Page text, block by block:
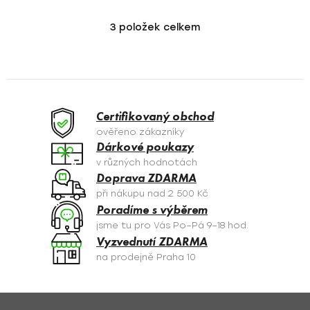
O
á
c
í
p
r
v
k
y
v
ý
p
s
3 položek celkem
Certifikovaný obchod
ověřeno zákazníky
Dárkové poukazy
v různých hodnotách
Doprava ZDARMA
při nákupu nad 2 500 Kč
Poradíme s výběrem
jsme tu pro Vás Po–Pá 9–18 hod.
Vyzvednutí ZDARMA
na prodejně Praha 10